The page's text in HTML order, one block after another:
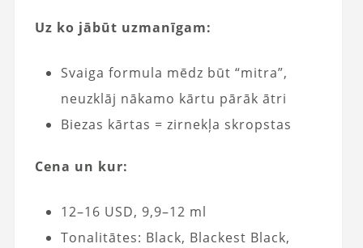
Uz ko jābūt uzmanīgam:
Svaiga formula mēdz būt “mitra”,
neuzklāj nākamo kārtu pārāk ātri
Biezas kārtas = zirnekļa skropstas
Cena un kur:
12–16 USD, 9,9–12 ml
Tonalitātes: Black, Blackest Black,